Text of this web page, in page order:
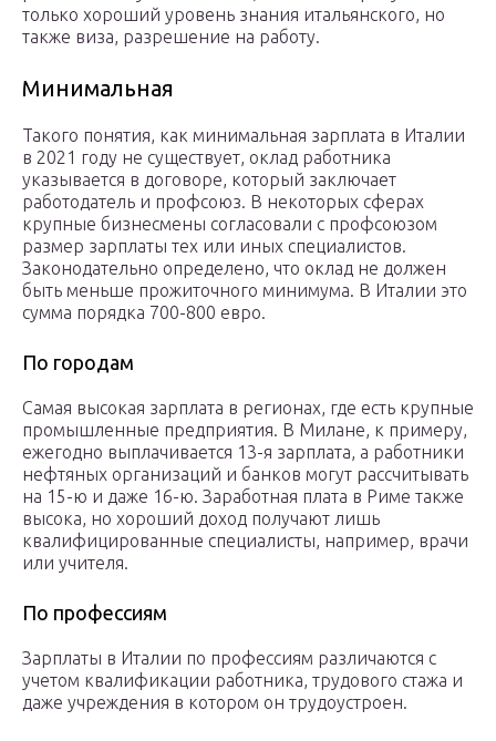
только хороший уровень знания итальянского, но
также виза, разрешение на работу.
Минимальная
Такого понятия, как минимальная зарплата в Италии
в 2021 году не существует, оклад работника
указывается в договоре, который заключает
работодатель и профсоюз. В некоторых сферах
крупные бизнесмены согласовали с профсоюзом
размер зарплаты тех или иных специалистов.
Законодательно определено, что оклад не должен
быть меньше прожиточного минимума. В Италии это
сумма порядка 700-800 евро.
По городам
Самая высокая зарплата в регионах, где есть крупные
промышленные предприятия. В Милане, к примеру,
ежегодно выплачивается 13-я зарплата, а работники
нефтяных организаций и банков могут рассчитывать
на 15-ю и даже 16-ю. Заработная плата в Риме также
высока, но хороший доход получают лишь
квалифицированные специалисты, например, врачи
или учителя.
По профессиям
Зарплаты в Италии по профессиям различаются с
учетом квалификации работника, трудового стажа и
даже учреждения в котором он трудоустроен.